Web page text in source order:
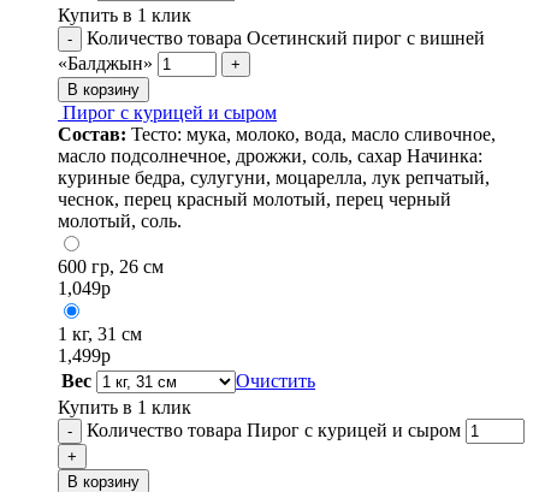
Купить в 1 клик
-
Количество товара Осетинский пирог с вишней
«Балджын»
+
В корзину
Пирог с курицей и сыром
Состав: Тесто: мука, молоко, вода, масло сливочное,
масло подсолнечное, дрожжи, соль, сахар Начинка:
куриные бедра, сулугуни, моцарелла, лук репчатый,
чеснок, перец красный молотый, перец черный
молотый, соль.
600 гр, 26 см
1,049р
1 кг, 31 см
1,499р
Вес
Очистить
Купить в 1 клик
- Количество товара Пирог с курицей и сыром
+
В корзину